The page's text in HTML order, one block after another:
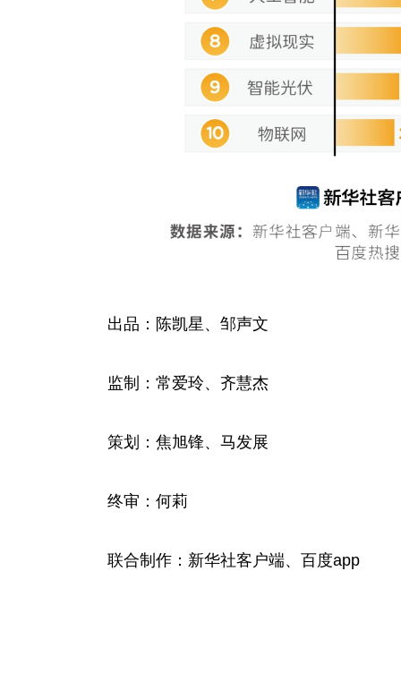
出品：陈凯星、邹声文
监制：常爱玲、齐慧杰
策划：焦旭锋、马发展
终审：何莉
联合制作：新华社客户端、百度app